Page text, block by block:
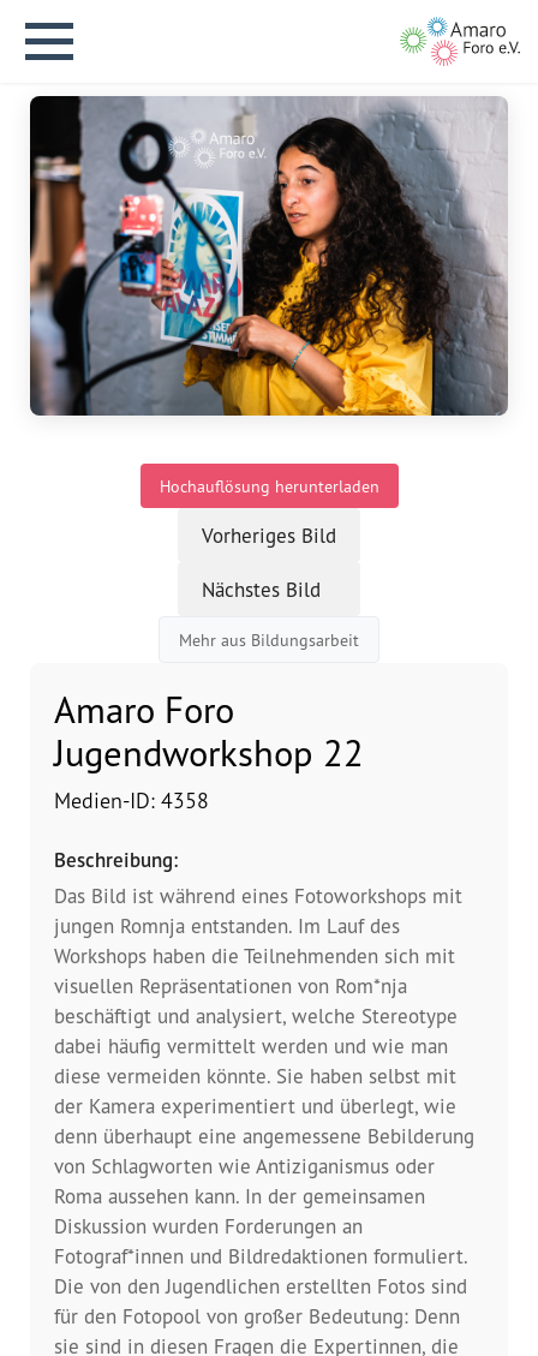
English version
Aktuelles
Über uns
Standorte
Dachorganisationen
Anlaufstelle Nevo Foro (Neue
Stadt)
Bildungsangebote für
Leistungsbehörden und
Sozialberatungsstellen
Dokumentationsstelle
Antiziganismus – DOSTA
Internationale Jugendarbeit
Abgeschlossene Projekte
Materialien
Hochauflösung herunterladen
Vorheriges Bild
Nächstes Bild
Mehr aus Bildungsarbeit
Amaro Foro
Jugendworkshop 22
Medien-ID: 4358
Beschreibung:
Das Bild ist während eines Fotoworkshops mit
jungen Romnja entstanden. Im Lauf des
Workshops haben die Teilnehmenden sich mit
visuellen Repräsentationen von Rom*nja
beschäftigt und analysiert, welche Stereotype
dabei häufig vermittelt werden und wie man
diese vermeiden könnte. Sie haben selbst mit
der Kamera experimentiert und überlegt, wie
denn überhaupt eine angemessene Bebilderung
von Schlagworten wie Antiziganismus oder
Roma aussehen kann. In der gemeinsamen
Diskussion wurden Forderungen an
Fotograf*innen und Bildredaktionen formuliert.
Die von den Jugendlichen erstellten Fotos sind
für den Fotopool von großer Bedeutung: Denn
sie sind in diesen Fragen die Expertinnen, die